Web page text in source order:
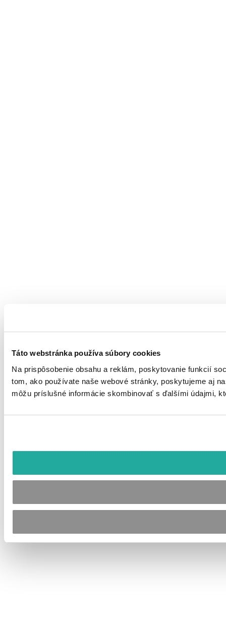
Táto webstránka používa súbory cookies
Na prispôsobenie obsahu a reklám, poskytovanie funkcií
tom, ako používate naše webové stránky, poskytujeme aj
môžu príslušné informácie skombinovať s ďalšími údajmi,